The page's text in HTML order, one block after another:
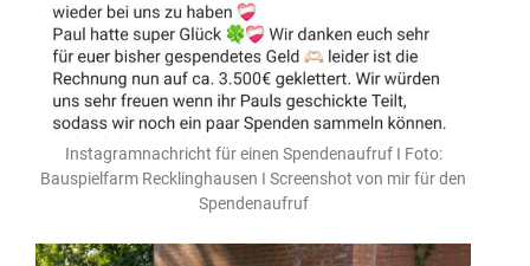
Instagramnachricht für einen Spendenaufruf I Foto:
Bauspielfarm Recklinghausen I Screenshot von mir für den
Spendenaufruf